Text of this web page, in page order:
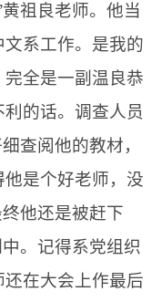
黄祖良老师。他当
系工作。是我的
全是一副温良恭
的话。调查人员
查阅他的教材，
是个好老师，没
他还是被赶下
。记得系党组织
还在大会上作最后